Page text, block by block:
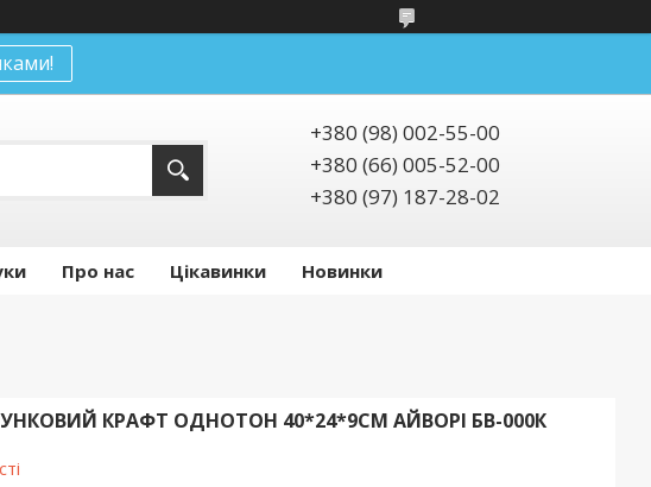
+380 (98) 002-55-00
+380 (66) 005-52-00
+380 (97) 187-28-02
Про нас Цікавинки Новинки
КРАФТ ОДНОТОН 40*24*9СМ АЙВОРІ БВ-000К